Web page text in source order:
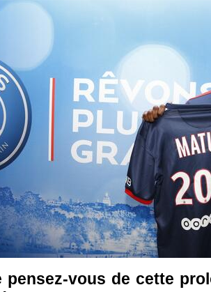
pensez-vous de cette